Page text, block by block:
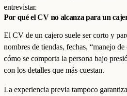
entrevistar.
Por qué el CV no alcanza para un
El CV de un cajero suele ser corto y
nombres de tiendas, fechas, “manejo
cómo se comporta la persona bajo
con los detalles que más cuestan.
La experiencia previa tampoco